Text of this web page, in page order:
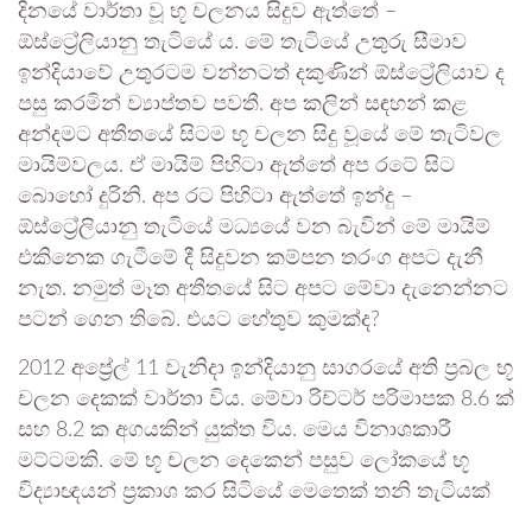
දිනයේ වාර්තා වූ භූ චලනය සිදුව ඇත්තේ –
ඕස්ට්‍රේලියානු තැටියේ ය. මේ තැටියේ උතුරු සීමාව
ඉන්දියාවේ උතුරටම වන්නටත් දකුණින් ඕස්ට්‍රේලියාව ද
පසු කරමින් ව්‍යාප්තව පවතී. අප කලින් සඳහන් කළ
අන්දමට අතීතයේ සිටම භූ චලන සිදු වූයේ මේ තැටිවල
මායිම්වලය. ඒ මායිම් පිහිටා ඇත්තේ අප රටේ සිට
බොහෝ දුරිනි. අප රට පිහිටා ඇත්තේ ඉන්දු –
ඕස්ට්‍රේලියානු තැටියේ මධ්‍යයේ වන බැවින් මේ මායිම්
එකිනෙක ගැටීමේ දී සිදුවන කම්පන තරංග අපට දැනී
නැත. නමුත් මෑත අතීතයේ සිට අපට මේවා දැනෙන්නට
පටන් ගෙන තිබේ. එයට හේතුව කුමක්ද?
2012 අප්‍රේල් 11 වැනිදා ඉන්දියානු සාගරයේ අති ප්‍රබල භූ
චලන දෙකක් වාර්තා විය. මේවා රිච්ටර් පරිමාපක 8.6 ක්
සහ 8.2 ක අගයකින් යුක්ත විය. මෙය විනාශකාරී
මට්ටමකි. මේ භූ චලන දෙකෙන් පසුව ලෝකයේ භූ
විද්‍යාඥයන් ප්‍රකාශ කර සිටියේ මෙතෙක් තනි තැටියක්